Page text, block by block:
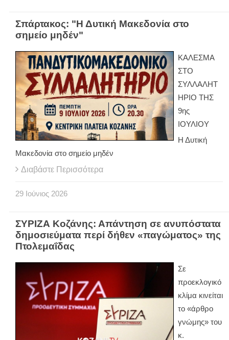
Σπάρτακος: "Η Δυτική Μακεδονία στο
σημείο μηδέν"
ΚΑΛΕΣΜΑ
ΣΤΟ
ΣΥΛΛΑΛΗΤ
ΗΡΙΟ ΤΗΣ
9ης
ΙΟΥΛΙΟΥ
Η Δυτική
Μακεδονία στο σημείο μηδέν
Διαβάστε Περισσότερα
29 Ιούνιος 2026
ΣΥΡΙΖΑ Κοζάνης: Απάντηση σε ανυπόστατα
δημοσιεύματα περί δήθεν «παγώματος» της
Πτολεμαΐδας
Σε
προεκλογικό
κλίμα κινείται
το «άρθρο
γνώμης» του
κ.